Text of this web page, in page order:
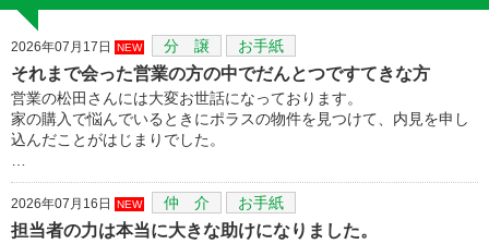
2026年07月17日 NEW 分 譲 お手紙
それまで会った営業の方の中でだんとつですてきな方
営業の松田さんには大変お世話になっております。
家の購入で悩んでいるときにポラスの物件を見つけて、内見を申し
込んだことがはじまりでした。
2026年07月16日 NEW 仲 介 お手紙
担当者の力は本当に大きな助けになりました。